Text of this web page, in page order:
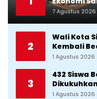
Pariwisata
7 Agustus 2026
2
Wali Kota
Kembali
1 Agustus 2026
3
432 Siswa
Cetak SDM
1 Agustus 2026